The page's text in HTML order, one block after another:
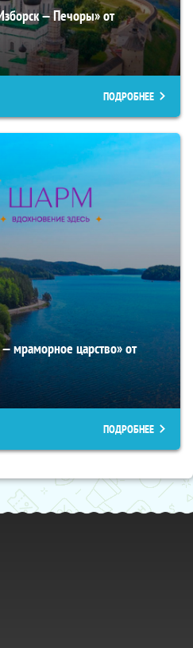
— Печоры» от
ПОДРОБНЕЕ
мраморное царство» от
ПОДРОБНЕЕ